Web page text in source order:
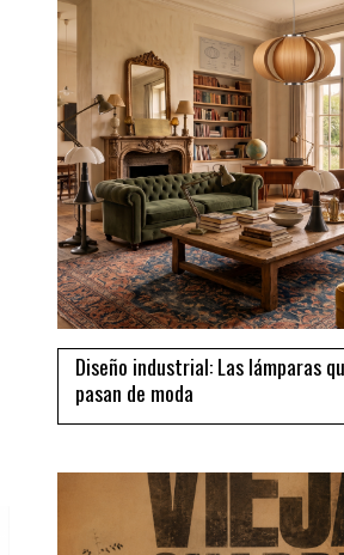
Diseño industrial: Las lámparas
pasan de moda